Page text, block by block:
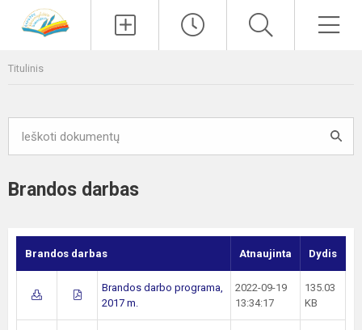
Titulinis
Brandos darbas
Brandos darbas Atnaujinta Dydis
Brandos darbo programa,
2017 m.
2022-09-19
13:34:17
135.03
KB